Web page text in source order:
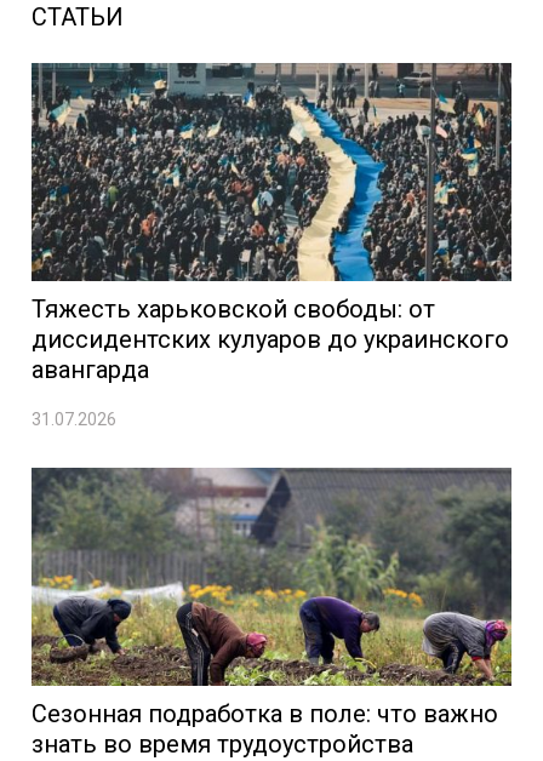
СТАТЬИ
Тяжесть харьковской свободы: от
диссидентских кулуаров до украинского
авангарда
31.07.2026
Сезонная подработка в поле: что важно
знать во время трудоустройства